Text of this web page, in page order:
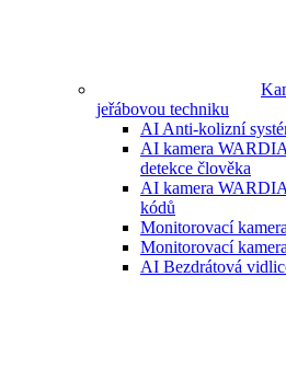
jeřábovou techniku
AI Anti-kolizní
AI kamera
detekce člověka
AI kamera
kódů
Monitorovací
Monitorovací
AI Bezdrátová